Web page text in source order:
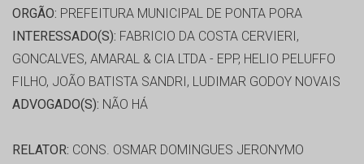
ORGÃO: PREFEITURA MUNICIPAL DE PONTA PORA
INTERESSADO(S): FABRICIO DA COSTA CERVIERI,
GONCALVES, AMARAL & CIA LTDA - EPP, HELIO PELUFFO
FILHO, JOÃO BATISTA SANDRI, LUDIMAR GODOY NOVAIS
ADVOGADO(S): NÃO HÁ
RELATOR: CONS. OSMAR DOMINGUES JERONYMO